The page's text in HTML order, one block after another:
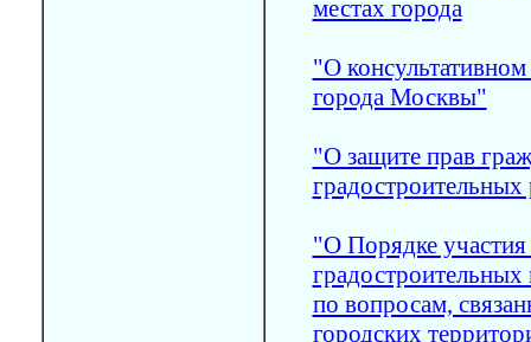
местах города
"О
города Москвы"
"О защите прав
"О Порядке
по вопросам,
городских